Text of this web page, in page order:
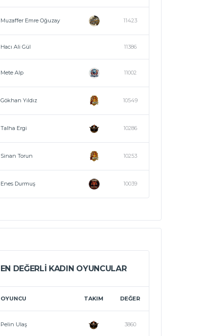
Muzaffer Emre Oğuzay 11423
Hacı Ali Gül 11386
Mete Alp 11002
Gökhan Yıldız 10549
Talha Ergi 10286
Sinan Torun 10253
Enes Durmuş 10039
EN DEĞERLI KADIN OYUNCULAR
OYUNCU TAKIM DEĞER
Pelin Ulaş 3860